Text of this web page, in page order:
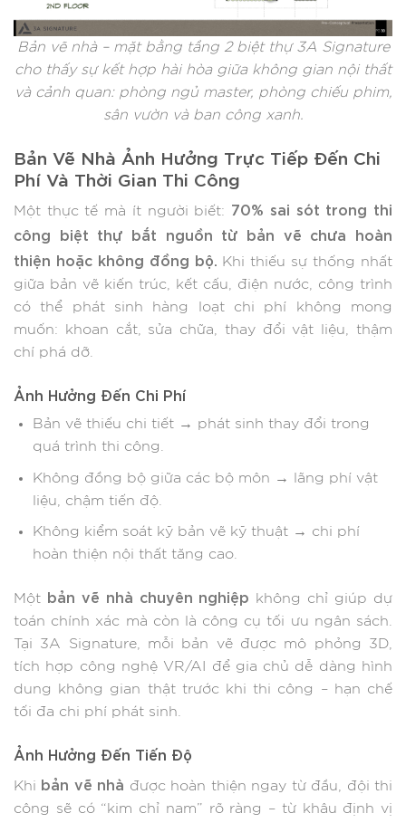
Bản vẽ nhà – mặt bằng tầng 2 biệt thự 3A Signature
cho thấy sự kết hợp hài hòa giữa không gian nội thất
và cảnh quan: phòng ngủ master, phòng chiếu phim,
sân vườn và ban công xanh.
Bản Vẽ Nhà Ảnh Hưởng Trực Tiếp Đến Chi
Phí Và Thời Gian Thi Công
Một thực tế mà ít người biết: 70% sai sót trong thi
công biệt thự bắt nguồn từ bản vẽ chưa hoàn
thiện hoặc không đồng bộ. Khi thiếu sự thống nhất
giữa bản vẽ kiến trúc, kết cấu, điện nước, công trình
có thể phát sinh hàng loạt chi phí không mong
muốn: khoan cắt, sửa chữa, thay đổi vật liệu, thậm
chí phá dỡ.
Ảnh Hưởng Đến Chi Phí
Bản vẽ thiếu chi tiết → phát sinh thay đổi trong
quá trình thi công.
Không đồng bộ giữa các bộ môn → lãng phí vật
liệu, chậm tiến độ.
Không kiểm soát kỹ bản vẽ kỹ thuật → chi phí
hoàn thiện nội thất tăng cao.
Một bản vẽ nhà chuyên nghiệp không chỉ giúp dự
toán chính xác mà còn là công cụ tối ưu ngân sách.
Tại 3A Signature, mỗi bản vẽ được mô phỏng 3D,
tích hợp công nghệ VR/AI để gia chủ dễ dàng hình
dung không gian thật trước khi thi công – hạn chế
tối đa chi phí phát sinh.
Ảnh Hưởng Đến Tiến Độ
Khi bản vẽ nhà được hoàn thiện ngay từ đầu, đội thi
công sẽ có “kim chỉ nam” rõ ràng – từ khâu định vị